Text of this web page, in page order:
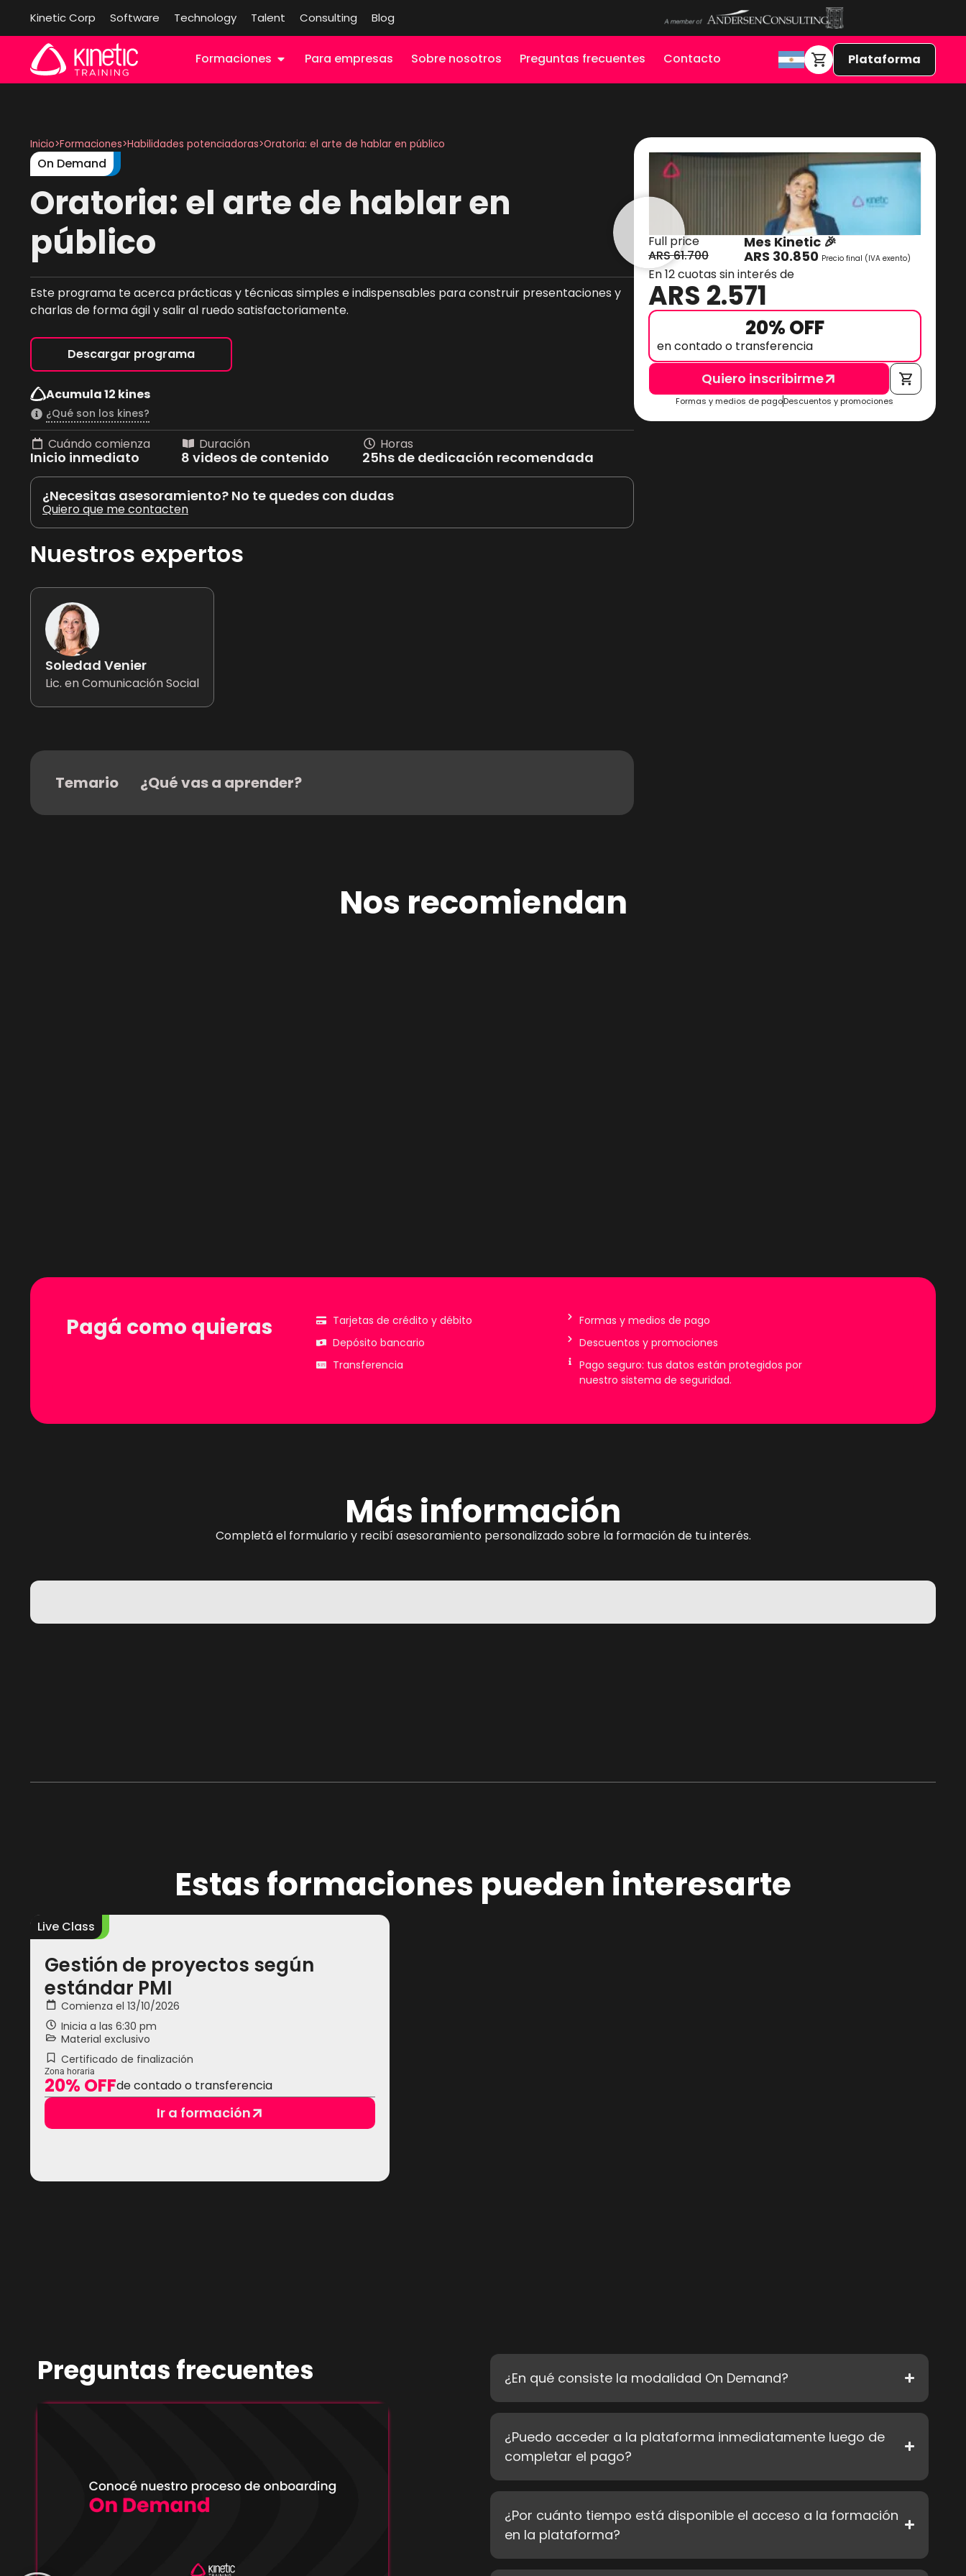
Kinetic Corp Software Technology Talent Consulting Blog
Formaciones Para empresas Sobre nosotros Preguntas frecuentes Contacto Plataforma
Inicio>Formaciones>Habilidades potenciadoras>Oratoria: el arte de hablar en público
On Demand
Oratoria: el arte de hablar en
público
Este programa te acerca prácticas y técnicas simples e indispensables para construir presentaciones y
charlas de forma ágil y salir al ruedo satisfactoriamente.
Descargar programa
Acumula 12 kines
¿Qué son los kines?
Cuándo comienza
Inicio inmediato
Duración
8 videos de contenido
Horas
25hs de dedicación recomendada
¿Necesitas asesoramiento? No te quedes con dudas
Quiero que me contacten
Nuestros expertos
Soledad Venier
Lic. en Comunicación Social
Temario ¿Qué vas a aprender?
Full price
ARS61.700
Mes Kinetic 🎉
ARS 30.850 Precio final (IVA exento)
En 12 cuotas sin interés de
ARS 2.571
20% OFF
en contado o transferencia
Quiero inscribirme
Formas y medios de pagoDescuentos y promociones
Nos recomiendan
Pagá como quieras
Tarjetas de crédito y débito
Depósito bancario
Transferencia
Formas y medios de pago
Descuentos y promociones
Pago seguro: tus datos están protegidos por
nuestro sistema de seguridad.
Más información
Completá el formulario y recibí asesoramiento personalizado sobre la formación de tu interés.
Estas formaciones pueden interesarte
Live Class
Gestión de proyectos según
estándar PMI
Comienza el 13/10/2026
Inicia a las 6:30 pm
Material exclusivo
Certificado de finalización
Zona horaria
20% OFFde contado o transferencia
Ir a formación
Preguntas frecuentes ¿En qué consiste la modalidad On Demand?
¿Puedo acceder a la plataforma inmediatamente luego de
completar el pago?
¿Por cuánto tiempo está disponible el acceso a la formación
en la plataforma?